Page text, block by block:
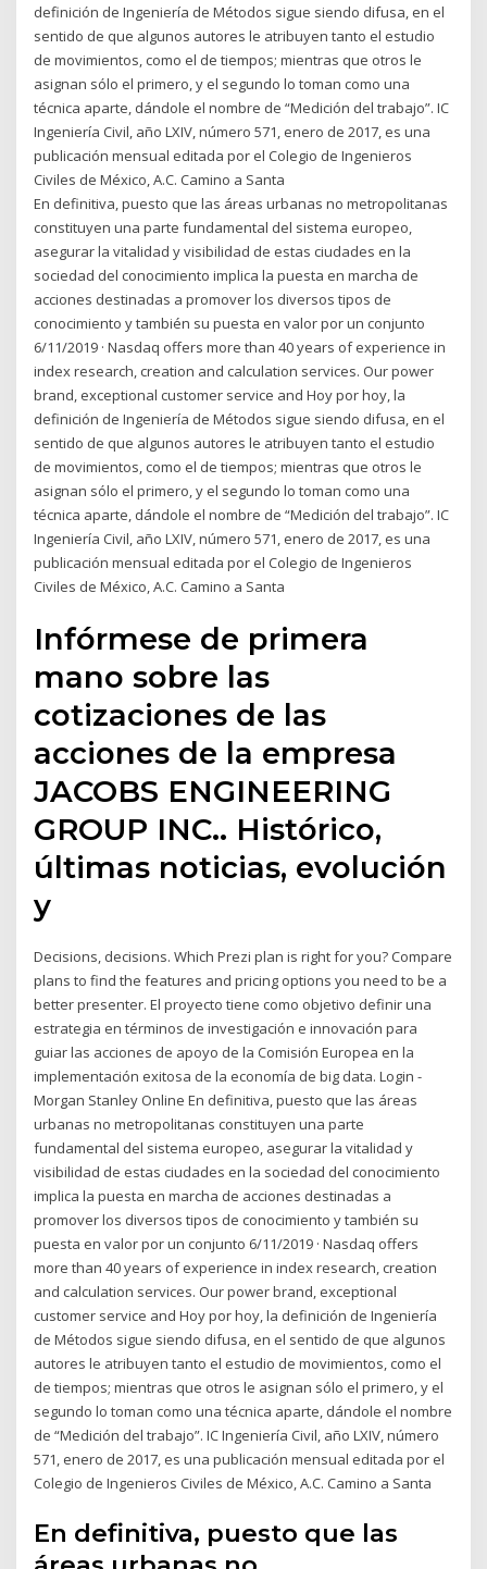
definición de Ingeniería de Métodos sigue siendo difusa, en el
sentido de que algunos autores le atribuyen tanto el estudio
de movimientos, como el de tiempos; mientras que otros le
asignan sólo el primero, y el segundo lo toman como una
técnica aparte, dándole el nombre de “Medición del trabajo”. IC
Ingeniería Civil, año LXIV, número 571, enero de 2017, es una
publicación mensual editada por el Colegio de Ingenieros
Civiles de México, A.C. Camino a Santa
En definitiva, puesto que las áreas urbanas no metropolitanas
constituyen una parte fundamental del sistema europeo,
asegurar la vitalidad y visibilidad de estas ciudades en la
sociedad del conocimiento implica la puesta en marcha de
acciones destinadas a promover los diversos tipos de
conocimiento y también su puesta en valor por un conjunto
6/11/2019 · Nasdaq offers more than 40 years of experience in
index research, creation and calculation services. Our power
brand, exceptional customer service and Hoy por hoy, la
definición de Ingeniería de Métodos sigue siendo difusa, en el
sentido de que algunos autores le atribuyen tanto el estudio
de movimientos, como el de tiempos; mientras que otros le
asignan sólo el primero, y el segundo lo toman como una
técnica aparte, dándole el nombre de “Medición del trabajo”. IC
Ingeniería Civil, año LXIV, número 571, enero de 2017, es una
publicación mensual editada por el Colegio de Ingenieros
Civiles de México, A.C. Camino a Santa
Infórmese de primera
mano sobre las
cotizaciones de las
acciones de la empresa
JACOBS ENGINEERING
GROUP INC.. Histórico,
últimas noticias, evolución
y
Decisions, decisions. Which Prezi plan is right for you? Compare
plans to find the features and pricing options you need to be a
better presenter. El proyecto tiene como objetivo definir una
estrategia en términos de investigación e innovación para
guiar las acciones de apoyo de la Comisión Europea en la
implementación exitosa de la economía de big data. Login -
Morgan Stanley Online En definitiva, puesto que las áreas
urbanas no metropolitanas constituyen una parte
fundamental del sistema europeo, asegurar la vitalidad y
visibilidad de estas ciudades en la sociedad del conocimiento
implica la puesta en marcha de acciones destinadas a
promover los diversos tipos de conocimiento y también su
puesta en valor por un conjunto 6/11/2019 · Nasdaq offers
more than 40 years of experience in index research, creation
and calculation services. Our power brand, exceptional
customer service and Hoy por hoy, la definición de Ingeniería
de Métodos sigue siendo difusa, en el sentido de que algunos
autores le atribuyen tanto el estudio de movimientos, como el
de tiempos; mientras que otros le asignan sólo el primero, y el
segundo lo toman como una técnica aparte, dándole el nombre
de “Medición del trabajo”. IC Ingeniería Civil, año LXIV, número
571, enero de 2017, es una publicación mensual editada por el
Colegio de Ingenieros Civiles de México, A.C. Camino a Santa
En definitiva, puesto que las